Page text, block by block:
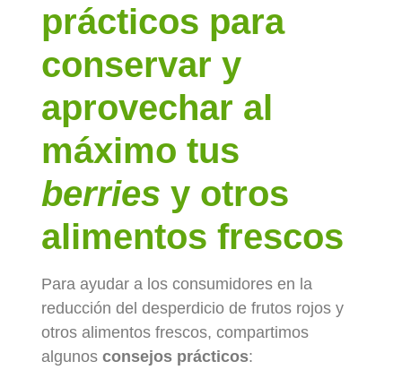
prácticos para
conservar y
aprovechar al
máximo tus
berries y otros
alimentos frescos
Para ayudar a los consumidores en la
reducción del desperdicio de frutos rojos y
otros alimentos frescos, compartimos
algunos consejos prácticos: